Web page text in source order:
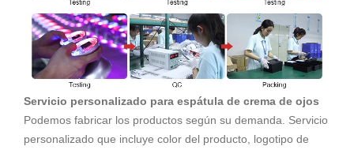
Servicio personalizado para espátula de crema de ojos
Podemos fabricar los productos según su demanda. Servicio
personalizado que incluye color del producto, logotipo de